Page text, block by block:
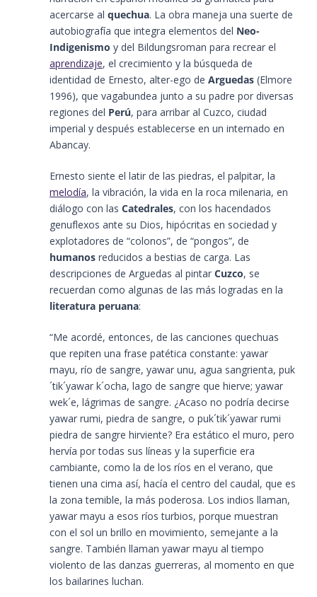
acercarse al quechua. La obra maneja una suerte de
autobiografía que integra elementos del Neo-
Indigenismo y del Bildungsroman para recrear el
aprendizaje, el crecimiento y la búsqueda de
identidad de Ernesto, alter-ego de Arguedas ​ (Elmore
1996)​, que vagabundea junto a su padre por diversas
regiones del Perú, para arribar al Cuzco, ciudad
imperial y después establecerse en un internado en
Abancay.
Ernesto siente el latir de las piedras, el palpitar, la
melodía, la vibración, la vida en la roca milenaria, en
diálogo con las Catedrales, con los hacendados
genuflexos ante su Dios, hipócritas en sociedad y
explotadores de “colonos”, de “pongos”, de
humanos reducidos a bestias de carga. Las
descripciones de Arguedas al pintar Cuzco, se
recuerdan como algunas de las más logradas en la
literatura peruana:
“Me acordé, entonces, de las canciones quechuas
que repiten una frase patética constante: yawar
mayu, río de sangre, yawar unu, agua sangrienta, puk
´tik´yawar k´ocha, lago de sangre que hierve; yawar
wek´e, lágrimas de sangre. ¿Acaso no podría decirse
yawar rumi, piedra de sangre, o puk´tik´yawar rumi
piedra de sangre hirviente? Era estático el muro, pero
hervía por todas sus líneas y la superficie era
cambiante, como la de los ríos en el verano, que
tienen una cima así, hacía el centro del caudal, que es
la zona temible, la más poderosa. Los indios llaman,
yawar mayu a esos ríos turbios, porque muestran
con el sol un brillo en movimiento, semejante a la
sangre. También llaman yawar mayu al tiempo
violento de las danzas guerreras, al momento en que
los bailarines luchan.